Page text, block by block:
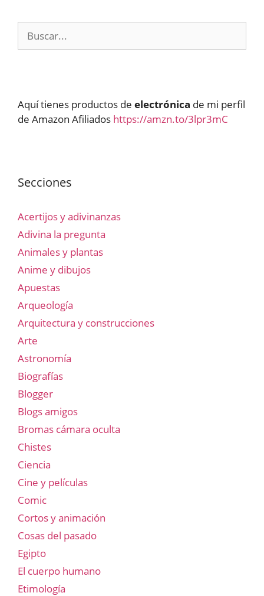
Aquí tienes productos de electrónica de mi perfil
de Amazon Afiliados https://amzn.to/3lpr3mC
Secciones
Acertijos y adivinanzas
Adivina la pregunta
Animales y plantas
Anime y dibujos
Apuestas
Arqueología
Arquitectura y construcciones
Arte
Astronomía
Biografías
Blogger
Blogs amigos
Bromas cámara oculta
Chistes
Ciencia
Cine y películas
Comic
Cortos y animación
Cosas del pasado
Egipto
El cuerpo humano
Etimología